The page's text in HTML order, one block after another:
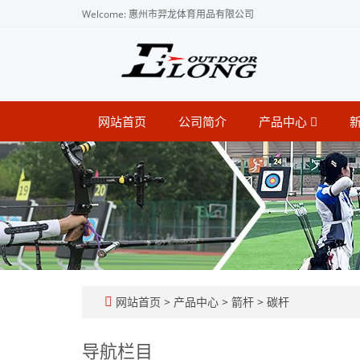
Welcome: 惠州市羿龙体育用品有限公司
网站首页 公司简介 产品中心
网站首页 > 产品中心 > 箭杆 > 碳杆
导航栏目